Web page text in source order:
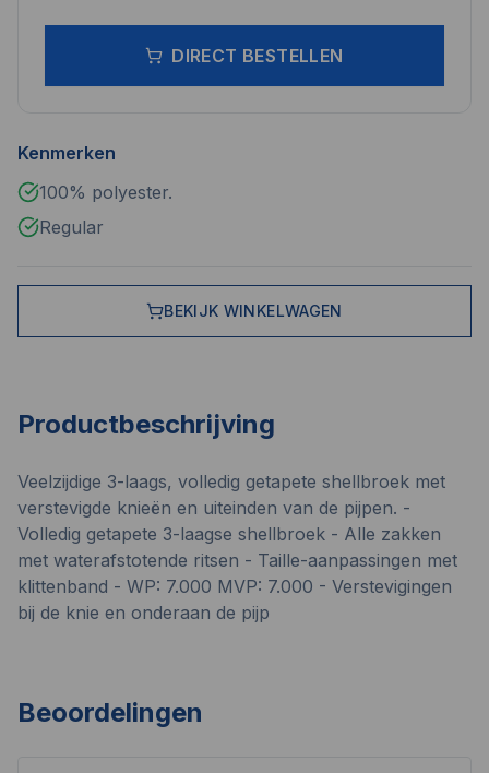
DIRECT BESTELLEN
Kenmerken
100% polyester.
Regular
BEKIJK WINKELWAGEN
Productbeschrijving
Veelzijdige 3-laags, volledig getapete shellbroek met
verstevigde knieën en uiteinden van de pijpen. -
Volledig getapete 3-laagse shellbroek - Alle zakken
met waterafstotende ritsen - Taille-aanpassingen met
klittenband - WP: 7.000 MVP: 7.000 - Verstevigingen
bij de knie en onderaan de pijp
Beoordelingen